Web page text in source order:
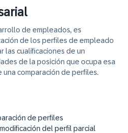
de empleados, es
de los perfiles de empleado
las cualificaciones de un
de la posición que ocupa esa
comparación de perfiles.
de perfiles
del perfil parcial